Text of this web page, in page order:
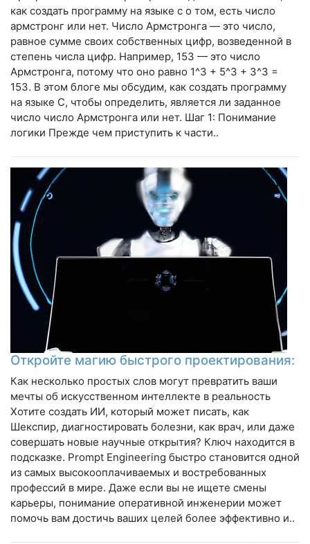
как создать программу на языке c о том, есть число
армстронг или нет. Число Армстронга — это число,
равное сумме своих собственных цифр, возведенной в
степень числа цифр. Например, 153 — это число
Армстронга, потому что оно равно 1^3 + 5^3 + 3^3 =
153. В этом блоге мы обсудим, как создать программу
на языке C, чтобы определить, является ли заданное
число число Армстронга или нет. Шаг 1: Понимание
логики Прежде чем приступить к части..
Откройте магию быстрого проектирования:
Как несколько простых слов могут превратить ваши
мечты об искусственном интеллекте в реальность
Хотите создать ИИ, который может писать, как
Шекспир, диагностировать болезни, как врач, или даже
совершать новые научные открытия? Ключ находится в
подсказке. Prompt Engineering быстро становится одной
из самых высокооплачиваемых и востребованных
профессий в мире. Даже если вы не ищете смены
карьеры, понимание оперативной инженерии может
помочь вам достичь ваших целей более эффективно и..